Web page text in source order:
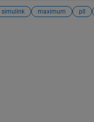
simulink maximum pll